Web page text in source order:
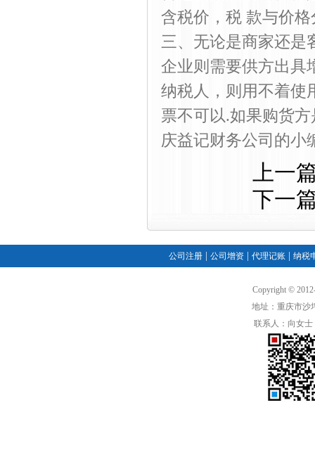
含税价，税 款与价
三、无论是商家还是
企业则需要供方出具
纳税人，则用不着使
票不可以.如果购货
庆益记财务公司的小
上一
下一
公司注册 公司增资 代理记账 纳税
Copyright ©
地址：重庆市沙
联系人：向女士